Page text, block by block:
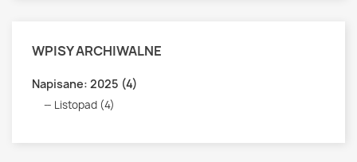
WPISY ARCHIWALNE
Napisane: 2025 (4)
Listopad (4)